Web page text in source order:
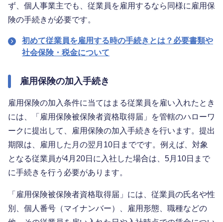
ず、個人事業主でも、従業員を雇用するなら同様に雇用保
険の手続きが必要です。
初めて従業員を雇用する時の手続きとは？必要書類や
社会保険・税金について
雇用保険の加入手続き
雇用保険の加入条件に当てはまる従業員を雇い入れたとき
には、「雇用保険被保険者資格取得届」を管轄のハローワ
ークに提出して、雇用保険の加入手続きを行います。提出
期限は、雇用した月の翌月10日までです。例えば、対象
となる従業員が4月20日に入社した場合は、5月10日まで
に手続きを行う必要があります。
「雇用保険被保険者資格取得届」には、従業員の氏名や性
別、個人番号（マイナンバー）、雇用形態、職種などの